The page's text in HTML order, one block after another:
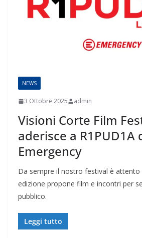
NEWS
3 Ottobre 2025 admin
Visioni Corte Film
aderisce a R1PUD1A
Emergency
Da sempre il nostro festival è attento
edizione propone film e incontri per
pubblico.
Leggi tutto